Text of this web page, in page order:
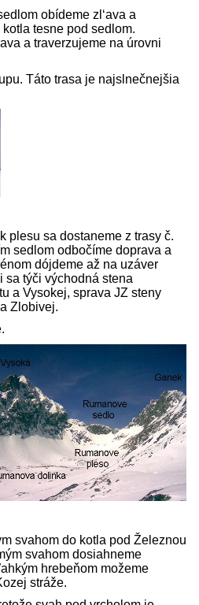
obídeme zl‘ava a
tesne pod sedlom.
a traverzujeme na úrovni
Táto trasa je najslnečnejšia
plesu sa dostaneme z trasy č.
sedlom odbočíme doprava a
dójdeme až na uzáver
sa týči východná stena
a Vysokej, sprava JZ steny
Zlobivej.
svahom do kotla pod Železnou
svahom dosiahneme
hrebeňom možeme
stráže.